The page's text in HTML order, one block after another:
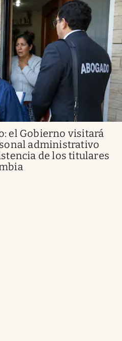
el Gobierno visitará
administrativo
de los titulares